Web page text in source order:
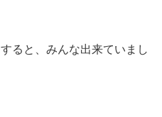
ると、みんな出来ていまし